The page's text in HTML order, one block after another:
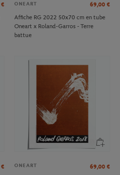
€
ONEART 69,00 €
Affiche RG 2022 50x70 cm en tube
Oneart x Roland-Garros - Terre
battue
€
ONEART 69,00 €